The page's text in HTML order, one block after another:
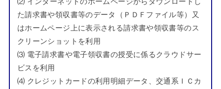
た請求書や領収書等のデータ（ＰＤＦファイル等）又
はホームページ上に表示される請求書や領収書等のス
クリーンショットを利用
⑶ 電子請求書や電子領収書の授受に係るクラウドサー
ビスを利用
⑷ クレジットカードの利用明細データ、交通系ＩＣカ